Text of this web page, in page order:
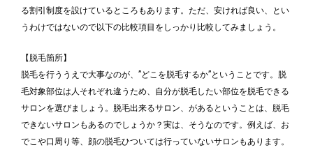
る割引制度を設けているところもあります。ただ、安ければ良い、とい
うわけではないので以下の比較項目をしっかり比較してみましょう。
【脱毛箇所】
脱毛を行ううえで大事なのが、”どこを脱毛するか”ということです。脱
毛対象部位は人それぞれ違うため、自分が脱毛したい部位を脱毛できる
サロンを選びましょう。脱毛出来るサロン、があるということは、脱毛
できないサロンもあるのでしょうか？実は、そうなのです。例えば、お
でこや口周り等、顔の脱毛ひついては行っていないサロンもあります。